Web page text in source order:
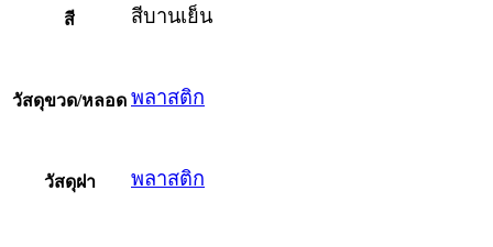
สี สีบานเย็น
วัสดุขวด/หลอด พลาสติก
วัสดุฝา พลาสติก